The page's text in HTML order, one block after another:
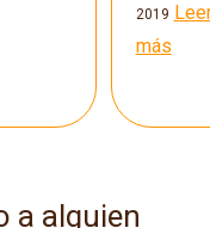
2019
más
a alguien